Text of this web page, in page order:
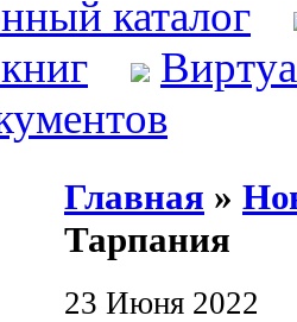
каталог
Главная »
Тарпания
23 Июня 2022